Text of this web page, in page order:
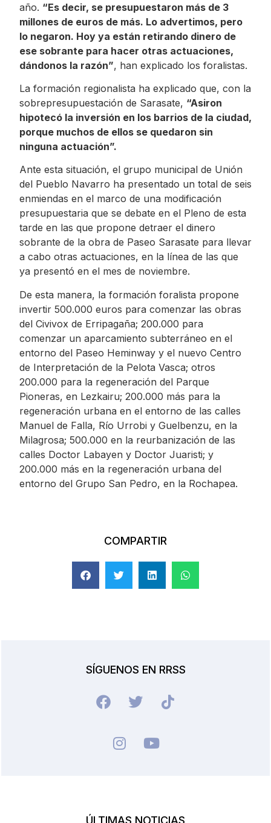
año. “Es decir, se presupuestaron más de 3
millones de euros de más. Lo advertimos, pero
lo negaron. Hoy ya están retirando dinero de
ese sobrante para hacer otras actuaciones,
dándonos la razón”, han explicado los foralistas.
La formación regionalista ha explicado que, con la
sobrepresupuestación de Sarasate, “Asiron
hipotecó la inversión en los barrios de la ciudad,
porque muchos de ellos se quedaron sin
ninguna actuación”.
Ante esta situación, el grupo municipal de Unión
del Pueblo Navarro ha presentado un total de seis
enmiendas en el marco de una modificación
presupuestaria que se debate en el Pleno de esta
tarde en las que propone detraer el dinero
sobrante de la obra de Paseo Sarasate para llevar
a cabo otras actuaciones, en la línea de las que
ya presentó en el mes de noviembre.
De esta manera, la formación foralista propone
invertir 500.000 euros para comenzar las obras
del Civivox de Erripagaña; 200.000 para
comenzar un aparcamiento subterráneo en el
entorno del Paseo Heminway y el nuevo Centro
de Interpretación de la Pelota Vasca; otros
200.000 para la regeneración del Parque
Pioneras, en Lezkairu; 200.000 más para la
regeneración urbana en el entorno de las calles
Manuel de Falla, Río Urrobi y Guelbenzu, en la
Milagrosa; 500.000 en la reurbanización de las
calles Doctor Labayen y Doctor Juaristi; y
200.000 más en la regeneración urbana del
entorno del Grupo San Pedro, en la Rochapea.
COMPARTIR
SÍGUENOS EN RRSS
ÚLTIMAS NOTICIAS